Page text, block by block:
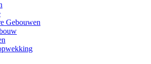
Gebouwen